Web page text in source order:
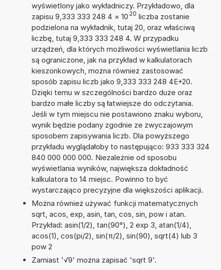
wyświetlony jako wykładniczy. Przykładowo, dla
zapisu 9,333 333 248 4 × 10 20 liczba zostanie
podzielona na wykładnik, tutaj 20, oraz właściwą
liczbę, tutaj 9,333 333 248 4. W przypadku
urządzeń, dla których możliwości wyświetlania liczb
są ograniczone, jak na przykład w kalkulatorach
kieszonkowych, można również zastosować
sposób zapisu liczb jako 9,333 333 248 4E+20.
Dzięki temu w szczególności bardzo duże oraz
bardzo małe liczby są łatwiejsze do odczytania.
Jeśli w tym miejscu nie postawiono znaku wyboru,
wynik będzie podany zgodnie ze zwyczajowym
sposobem zapisywania liczb. Dla powyższego
przykładu wyglądałoby to następująco: 933 333 324
840 000 000 000. Niezależnie od sposobu
wyświetlania wyników, największa dokładność
kalkulatora to 14 miejsc. Powinno to być
wystarczająco precyzyjne dla większości aplikacji.
Można również używać funkcji matematycznych
sqrt, acos, exp, asin, tan, cos, sin, pow i atan.
Przykład: asin(1/2), tan(90°), 2 exp 3, atan(1/4),
acos(1), cos(pi/2), sin(π/2), sin(90), sqrt(4) lub 3
pow 2
Zamiast '√9' można zapisać 'sqrt 9'.